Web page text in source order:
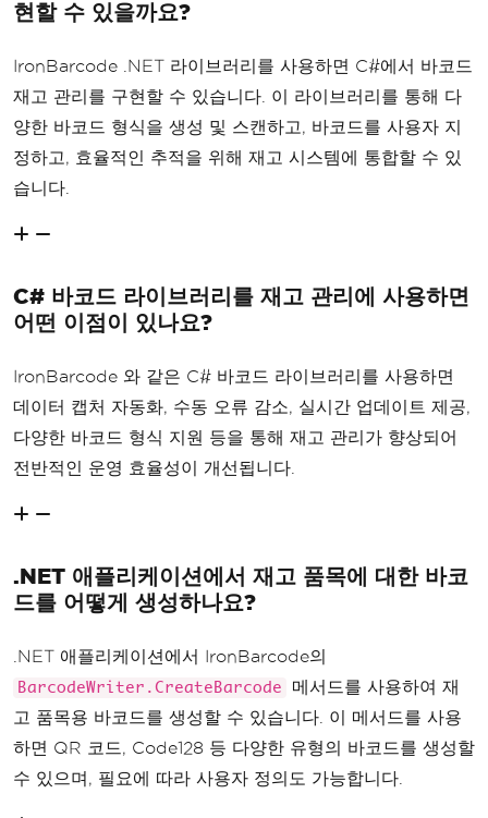
현할 수 있을까요?
IronBarcode .NET 라이브러리를 사용하면 C#에서 바코드
재고 관리를 구현할 수 있습니다. 이 라이브러리를 통해 다
양한 바코드 형식을 생성 및 스캔하고, 바코드를 사용자 지
정하고, 효율적인 추적을 위해 재고 시스템에 통합할 수 있
습니다.
C# 바코드 라이브러리를 재고 관리에 사용하면
어떤 이점이 있나요?
IronBarcode 와 같은 C# 바코드 라이브러리를 사용하면
데이터 캡처 자동화, 수동 오류 감소, 실시간 업데이트 제공,
다양한 바코드 형식 지원 등을 통해 재고 관리가 향상되어
전반적인 운영 효율성이 개선됩니다.
.NET 애플리케이션에서 재고 품목에 대한 바코
드를 어떻게 생성하나요?
.NET 애플리케이션에서 IronBarcode의
BarcodeWriter.CreateBarcode
메서드를 사용하여 재
고 품목용 바코드를 생성할 수 있습니다. 이 메서드를 사용
하면 QR 코드, Code128 등 다양한 유형의 바코드를 생성할
수 있으며, 필요에 따라 사용자 정의도 가능합니다.